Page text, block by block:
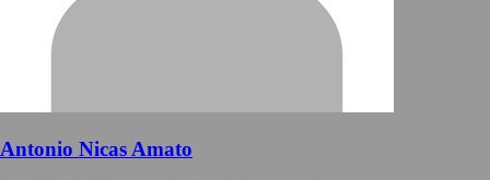
Antonio Nicas Amato